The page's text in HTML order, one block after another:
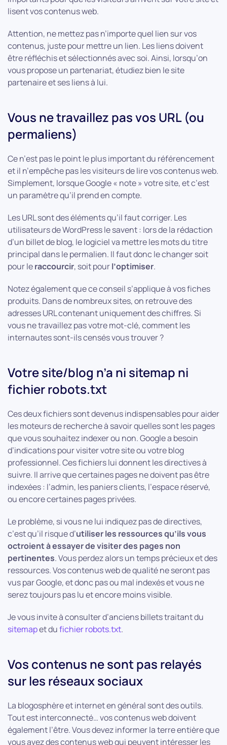
lisent vos contenus web.
Attention, ne mettez pas n’importe quel lien sur vos
contenus, juste pour mettre un lien. Les liens doivent
être réfléchis et sélectionnés avec soi. Ainsi, lorsqu’on
vous propose un partenariat, étudiez bien le site
partenaire et ses liens à lui.
Vous ne travaillez pas vos URL (ou
permaliens)
Ce n’est pas le point le plus important du référencement
et il n’empêche pas les visiteurs de lire vos contenus web.
Simplement, lorsque Google « note » votre site, et c’est
un paramètre qu’il prend en compte.
Les URL sont des éléments qu’il faut corriger. Les
utilisateurs de WordPress le savent : lors de la rédaction
d’un billet de blog, le logiciel va mettre les mots du titre
principal dans le permalien. Il faut donc le changer soit
pour leraccourcir, soit pourl’optimiser.
Notez également que ce conseil s’applique à vos fiches
produits. Dans de nombreux sites, on retrouve des
adresses URL contenant uniquement des chiffres. Si
vous ne travaillez pas votre mot-clé, comment les
internautes sont-ils censés vous trouver ?
Votre site/blog n’a ni sitemap ni
fichier robots.txt
Ces deux fichiers sont devenus indispensables pour aider
les moteurs de recherche à savoir quelles sont les pages
que vous souhaitez indexer ou non. Google a besoin
d’indications pour visiter votre site ou votre blog
professionnel. Ces fichiers lui donnent les directives à
suivre. Il arrive que certaines pages ne doivent pas être
indexées : l’admin, les paniers clients, l’espace réservé,
ou encore certaines pages privées.
Le problème, si vous ne lui indiquez pas de directives,
c’est qu’il risque d’utiliser les ressources qu’ils vous
octroient à essayer de visiter des pages non
pertinentes. Vous perdez alors un temps précieux et des
ressources. Vos contenus web de qualité ne seront pas
vus par Google, et donc pas ou mal indexés et vous ne
serez toujours pas lu et encore moins visible.
Je vous invite à consulter d’anciens billets traitant du
sitemapet dufichier robots.txt.
Vos contenus ne sont pas relayés
sur les réseaux sociaux
La blogosphère et internet en général sont des outils.
Tout est interconnecté… vos contenus web doivent
également l’être. Vous devez informer la terre entière que
vous avez des contenus web qui peuvent intéresser les